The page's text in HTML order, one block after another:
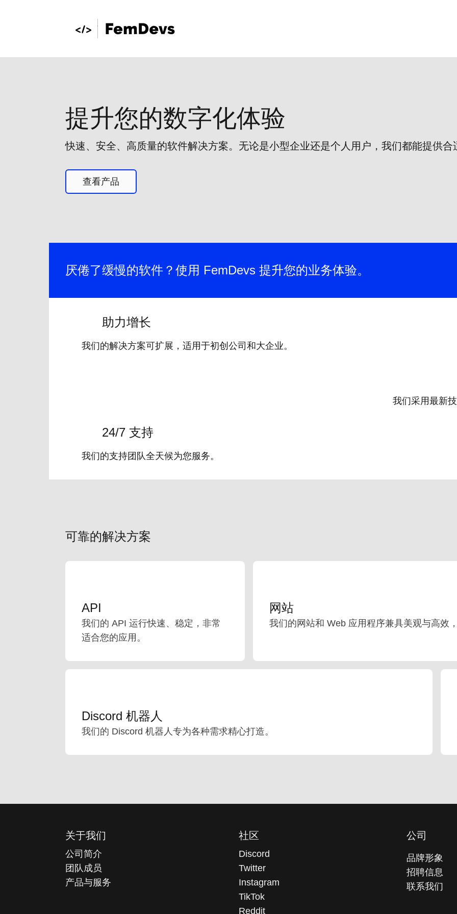
提升您的数字化体验
快速、安全、高质量的软件解决方案。无论是小型企业还是个人用户，我们都能提供合
查看产品
厌倦了缓慢的软件？使用 FemDevs 提升您的业务体验。
助力增长
我们的解决方案可扩展，适用于初创公司和大企业。
我们采用最新
24/7 支持
我们的支持团队全天候为您服务。
可靠的解决方案
API
我们的 API 运行快速、稳定，非常
适合您的应用。
网站
我们的网站和 Web 应用程序兼具美观与高效
Discord 机器人
我们的 Discord 机器人专为各种需求精心打造。
关于我们
公司简介
团队成员
产品与服务
社区
Discord
Twitter
Instagram
TikTok
Reddit
公司
品牌形象
招聘信息
联系我们